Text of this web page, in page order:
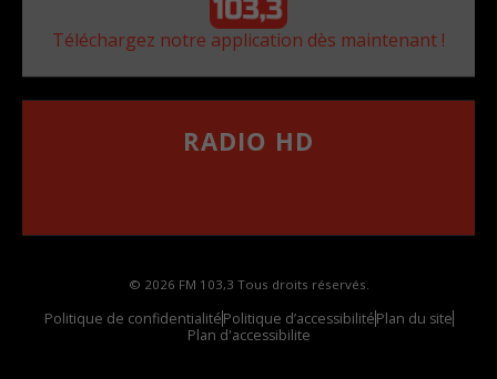
Téléchargez notre application dès maintenant !
RADIO HD
© 2026 FM 103,3 Tous droits réservés.
Politique de confidentialitéPolitique d’accessibilitéPlan du site
Plan d'accessibilite